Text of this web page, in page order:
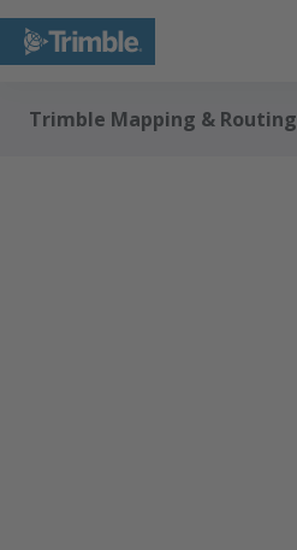
Trimble Mapping & Routing